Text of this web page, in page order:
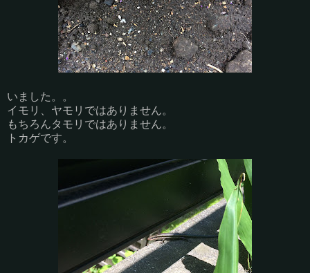
いました。。
イモリ、ヤモリではありません。
もちろんタモリではありません。
トカゲです。